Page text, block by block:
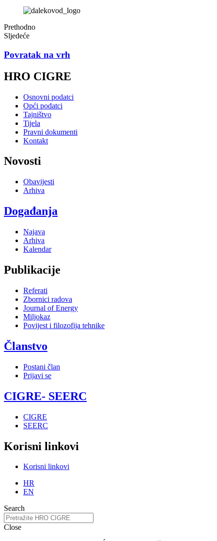
Prethodno
Sljedeće
Povratak na vrh
HRO CIGRE
Osnovni podatci
Opći podatci
Tajništvo
Tijela
Pravni dokumenti
Kontakt
Novosti
Obavijesti
Arhiva
Događanja
Najava
Arhiva
Kalendar
Publikacije
Referati
Zbornici radova
Journal of Energy
Miljokaz
Povijest i filozofija tehnike
Članstvo
Postani član
Prijavi se
CIGRE- SEERC
CIGRE
SEERC
Korisni linkovi
Korisni linkovi
HR
EN
Search
Close